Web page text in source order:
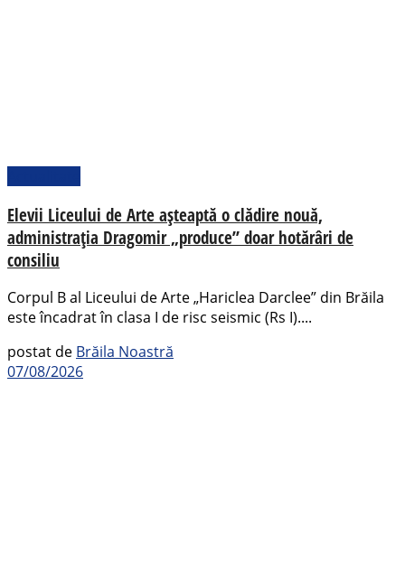
Elevii Liceului de Arte așteaptă o clădire nouă,
administrația Dragomir „produce” doar hotărâri de
consiliu
Corpul B al Liceului de Arte „Hariclea Darclee” din Brăila
este încadrat în clasa I de risc seismic (Rs I)....
postat de Brăila Noastră
07/08/2026